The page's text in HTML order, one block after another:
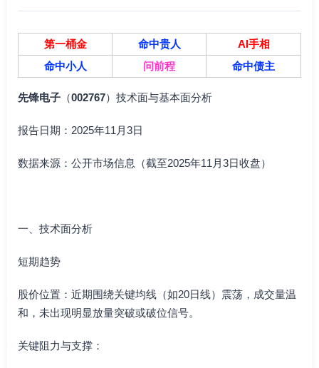
第一桶金 命中贵人
AI手相
命中小人
问前程 命中债主
先锋电子 （002767）技术面与基本面分析
报告日期：2025年11月3日
数据来源：公开市场信息（截至2025年11月3日收盘）
一、技术面分析
短期趋势
股价位置：近期围绕关键均线（如20日线）震荡，成交量温
和，未出现明显放量突破或破位信号。
关键阻力与支撑：